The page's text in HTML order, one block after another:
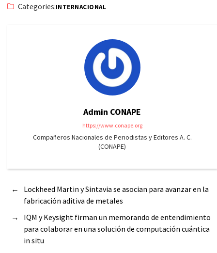
Categories:INTERNACIONAL
Admin CONAPE
https://www.conape.org
Compañeros Nacionales de Periodistas y Editores A. C.
(CONAPE)
←
Lockheed Martin y Sintavia se asocian para avanzar en la
fabricación aditiva de metales
→
IQM y Keysight firman un memorando de entendimiento
para colaborar en una solución de computación cuántica
in situ